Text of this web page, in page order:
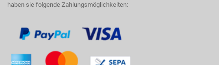
haben sie folgende Zahlungsmöglichkeiten: